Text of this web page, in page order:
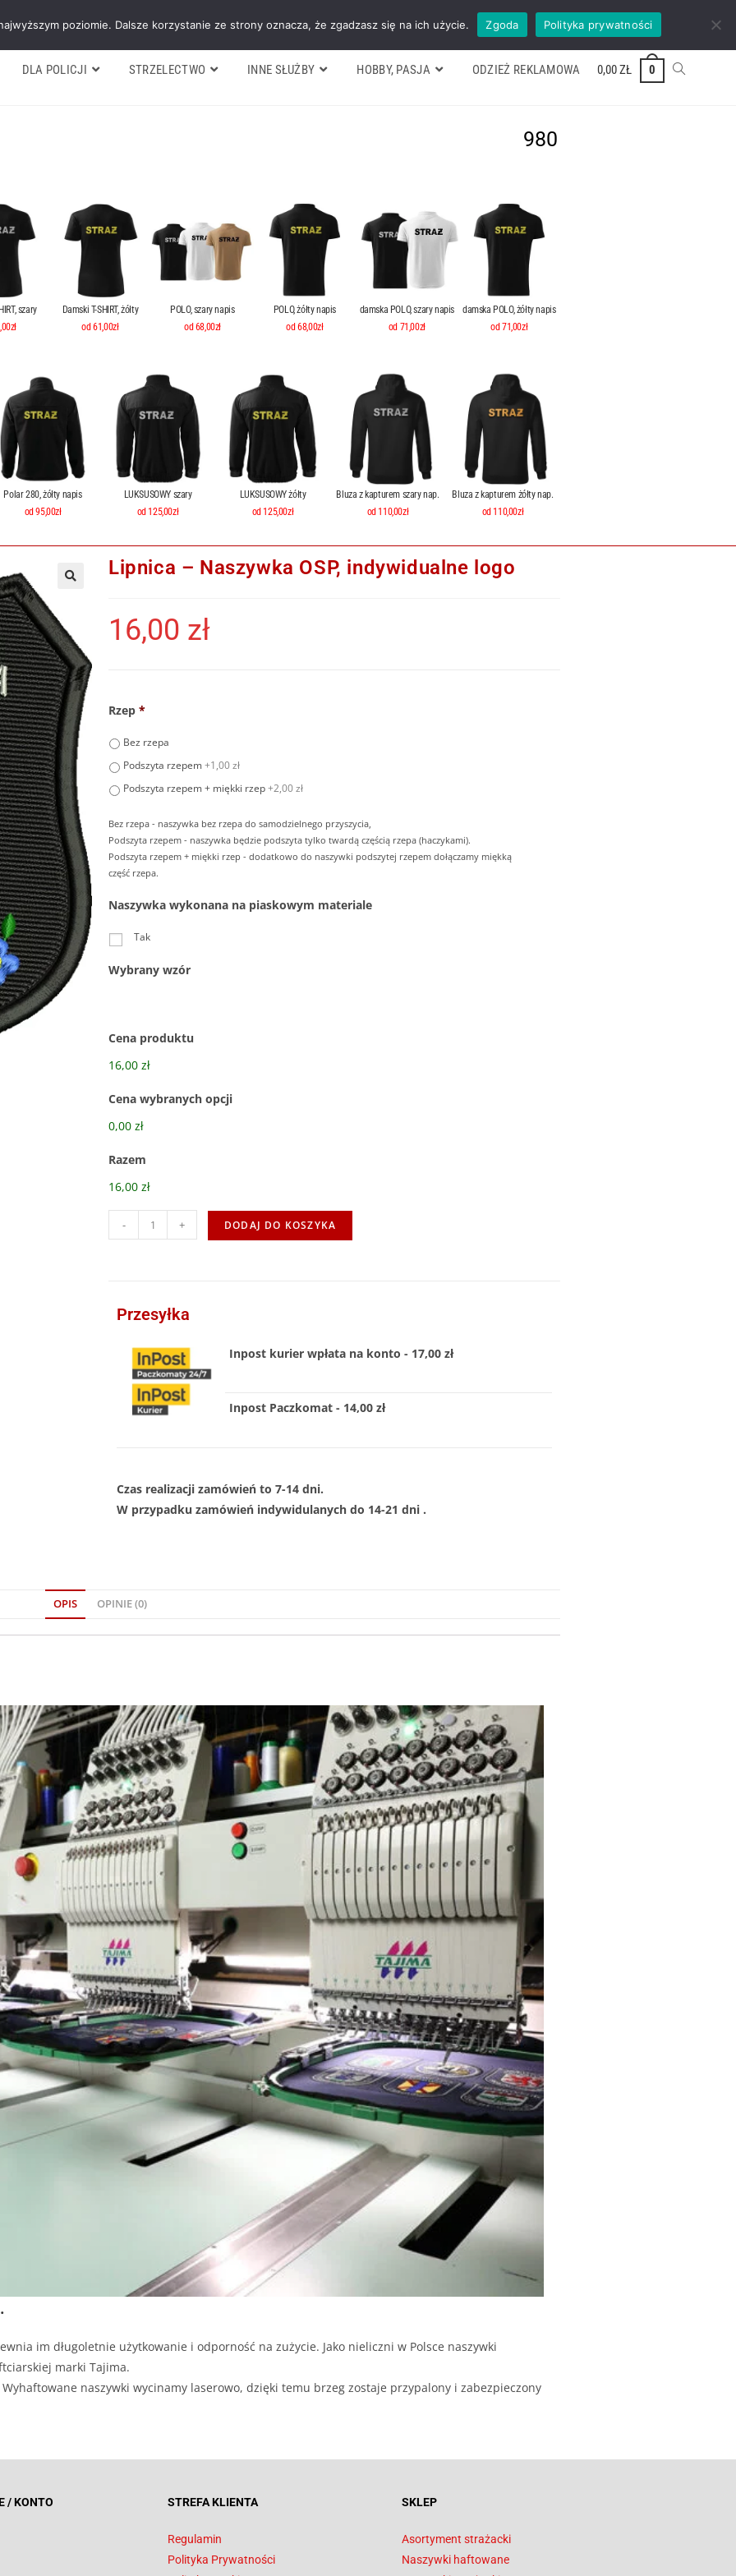
Formularz wyceny Kontakt ZADZWOŃ TEL. 600 352 938
DLA POLICJI STRZELECTWO INNE SŁUŻBY HOBBY, PASJA ODZIEŻ REKLAMOWA 0,00ZŁ 0
980
szary
Damski T-SHIRT, żółty
od 61,00zł
POLO, szary napis
od 68,00zł
POLO, żółty napis
od 68,00zł
damska POLO, szary napis
od 71,00zł
damska POLO, żółty napis
od 71,00zł
Polar 280, żółty napis
od 95,00zł
LUKSUSOWY szary
od 125,00zł
LUKSUSOWY żółty
od 125,00zł
Bluza z kapturem szary nap.
od 110,00zł
Bluza z kapturem żółty nap.
od 110,00zł
Lipnica – Naszywka OSP, indywidualne logo
16,00 zł
Rzep *
Bez rzepa
Podszyta rzepem+1,00 zł
Podszyta rzepem + miękki rzep+2,00 zł
Bez rzepa - naszywka bez rzepa do samodzielnego przyszycia,
Podszyta rzepem - naszywka będzie podszyta tylko twardą częścią rzepa (haczykami).
Podszyta rzepem + miękki rzep - dodatkowo do naszywki podszytej rzepem dołączamy miękką
część rzepa.
Naszywka wykonana na piaskowym materiale
Tak
Wybrany wzór
Cena produktu
16,00 zł
Cena wybranych opcji
0,00 zł
Razem
16,00 zł
- + DODAJ DO KOSZYKA
Przesyłka
Inpost kurier wpłata na konto - 17,00 zł
Inpost Paczkomat - 14,00 zł
Czas realizacji zamówień to 7-14 dni.
W przypadku zamówień indywidulanych do 14-21 dni .
OPIS OPINIE (0)
im długoletnie użytkowanie i odporność na zużycie. Jako nieliczni w Polsce naszywki
marki Tajima.
naszywki wycinamy laserowo, dzięki temu brzeg zostaje przypalony i zabezpieczony
/ KONTO STREFA KLIENTA
Regulamin
Polityka Prywatności
SKLEP
Asortyment strażacki
Naszywki haftowane
poziomie. Dalsze korzystanie ze strony oznacza, że zgadzasz się na ich użycie. Zgoda Polityka prywatności